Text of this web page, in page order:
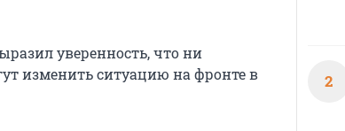
уверенность, что ни
изменить ситуацию на фронте в
2